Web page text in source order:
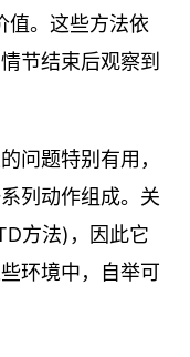
值。这些方法依
节结束后观察到
问题特别有用，
列动作组成。关
方法)，因此它
环境中，自举可